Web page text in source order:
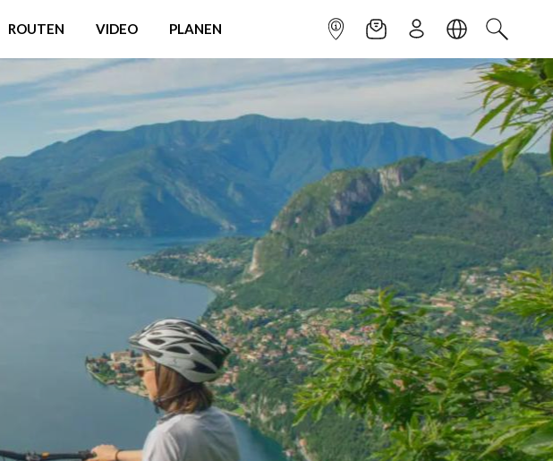
ROUTEN VIDEO PLANEN INFOPUNKTNEWSLETTER
ANMELDENSPRACHESUCHEN